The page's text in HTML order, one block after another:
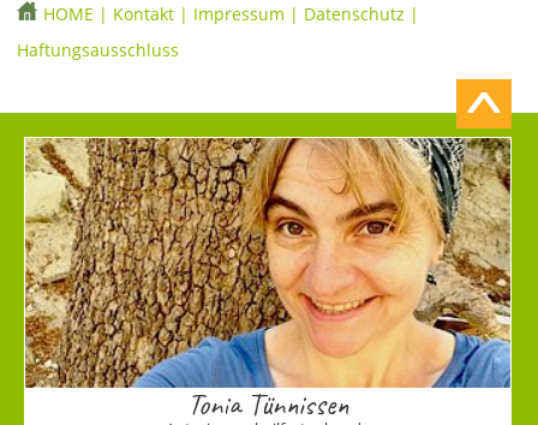
HOME | Kontakt | Impressum | Datenschutz |
Haftungsausschluss
Tonia Tünnissen